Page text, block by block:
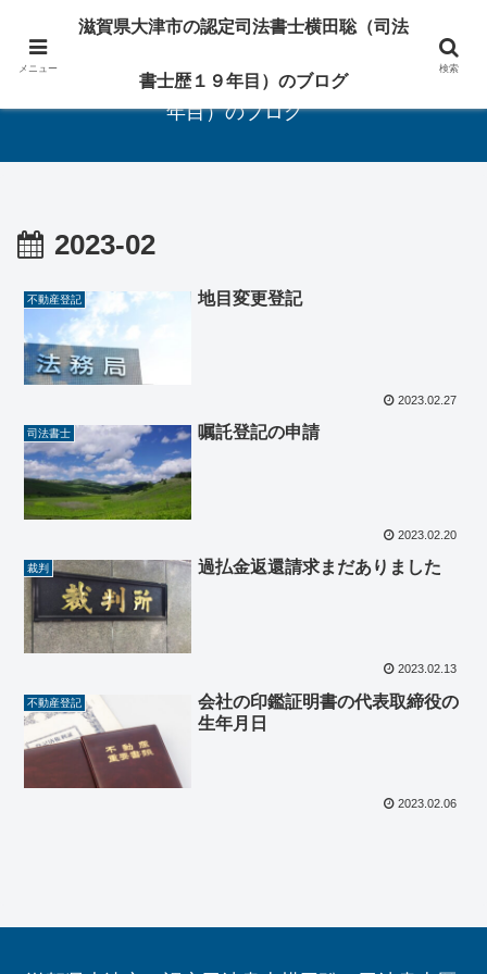
相続・遺言・登記の専門家
滋賀県大津市の認定司法書士横田聡（司法書士歴１９
年目）のブログ
2023-02
不動産登記 地目変更登記
2023.02.27
司法書士 嘱託登記の申請
2023.02.20
裁判 過払金返還請求まだありました
2023.02.13
不動産登記
会社の印鑑証明書の代表取締役の
生年月日
2023.02.06
メニュー
滋賀県大津市の認定司法書士横田聡（司法
書士歴１９年目）のブログ
検索